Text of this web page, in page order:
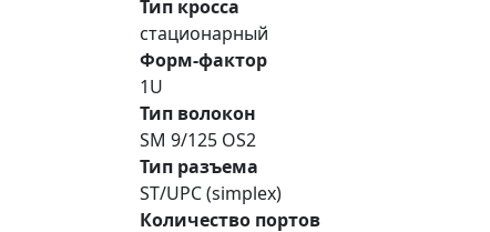
Тип кросса
стационарный
Форм-фактор
1U
Тип волокон
SM 9/125 OS2
Тип разъема
ST/UPC (simplex)
Количество портов